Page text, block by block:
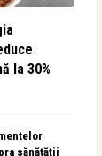
la 30%
sănătății